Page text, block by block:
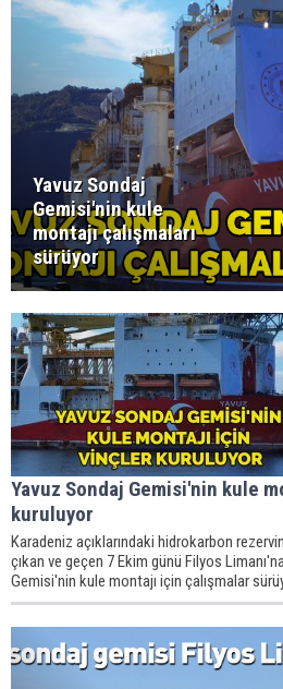
Yavuz Sondaj
Gemisi'nin kule
montajı çalışmaları
sürüyor
Yavuz Sondaj Gemisi'nin kule
kuruluyor
Karadeniz açıklarındaki hidrokarbon
çıkan ve geçen 7 Ekim günü Filyos
Gemisi'nin kule montajı için çalışmalar